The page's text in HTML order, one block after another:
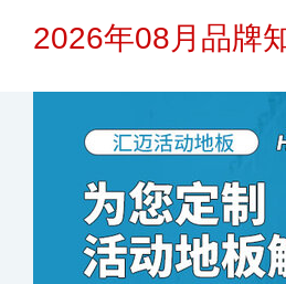
2026年08月品牌